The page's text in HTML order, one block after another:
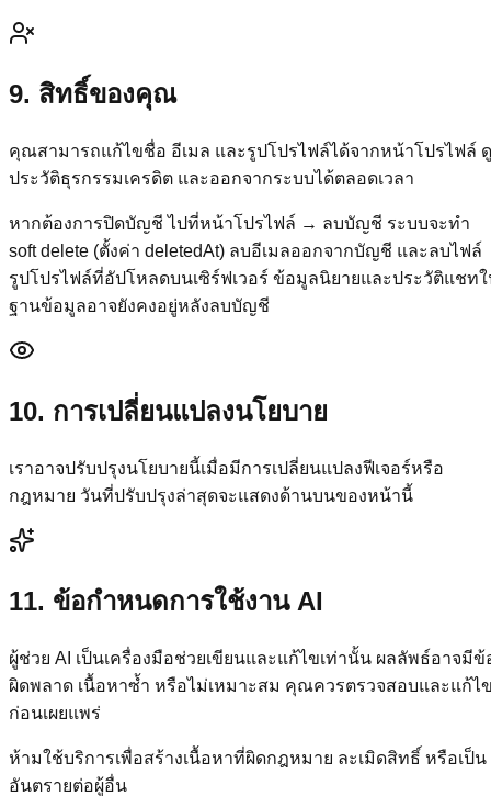
9. สิทธิ์ของคุณ
คุณสามารถแก้ไขชื่อ อีเมล และรูปโปรไฟล์ได้จากหน้าโปรไฟล์ ดู
ประวัติธุรกรรมเครดิต และออกจากระบบได้ตลอดเวลา
หากต้องการปิดบัญชี ไปที่หน้าโปรไฟล์ → ลบบัญชี ระบบจะทำ
soft delete (ตั้งค่า deletedAt) ลบอีเมลออกจากบัญชี และลบไฟล์
รูปโปรไฟล์ที่อัปโหลดบนเซิร์ฟเวอร์ ข้อมูลนิยายและประวัติแชท
ฐานข้อมูลอาจยังคงอยู่หลังลบบัญชี
10. การเปลี่ยนแปลงนโยบาย
เราอาจปรับปรุงนโยบายนี้เมื่อมีการเปลี่ยนแปลงฟีเจอร์หรือ
กฎหมาย วันที่ปรับปรุงล่าสุดจะแสดงด้านบนของหน้านี้
11. ข้อกำหนดการใช้งาน AI
ผู้ช่วย AI เป็นเครื่องมือช่วยเขียนและแก้ไขเท่านั้น ผลลัพธ์อาจมีข้
ผิดพลาด เนื้อหาซ้ำ หรือไม่เหมาะสม คุณควรตรวจสอบและแก้ไ
ก่อนเผยแพร่
ห้ามใช้บริการเพื่อสร้างเนื้อหาที่ผิดกฎหมาย ละเมิดสิทธิ์ หรือเป็น
อันตรายต่อผู้อื่น